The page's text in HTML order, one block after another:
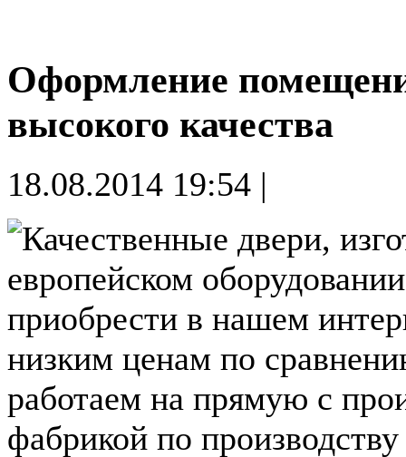
Оформление
высокого качества
18.08.2014 19:54 |
Качественные двери,
европейском
приобрести в нашем
низким ценам по
работаем на прямую с
фабрикой по